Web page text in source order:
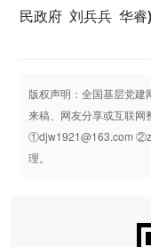
民政府 刘兵兵 华睿)
版权声明：全国基层党
来稿、网友分享或互联网
①djw1921@163.com
理。